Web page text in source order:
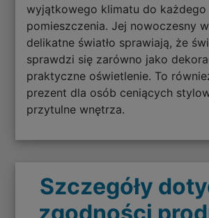
wyjątkowego klimatu do każdego
pomieszczenia. Jej nowoczesny
delikatne światło sprawiają, że
sprawdzi się zarówno jako
praktyczne oświetlenie. To
prezent dla osób ceniących
przytulne wnętrza.
Szczegóły